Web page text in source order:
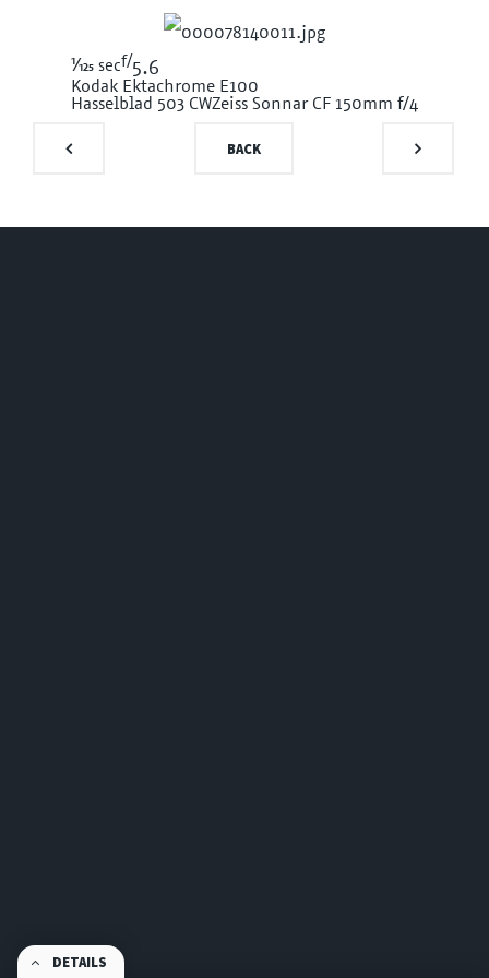
1/125 secf/5.6
Kodak Ektachrome E100
Hasselblad 503 CWZeiss Sonnar CF 150mm f/4
DETAILS